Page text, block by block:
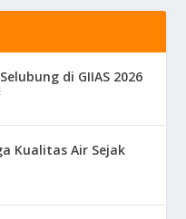
di GIIAS 2026
Kualitas Air Sejak